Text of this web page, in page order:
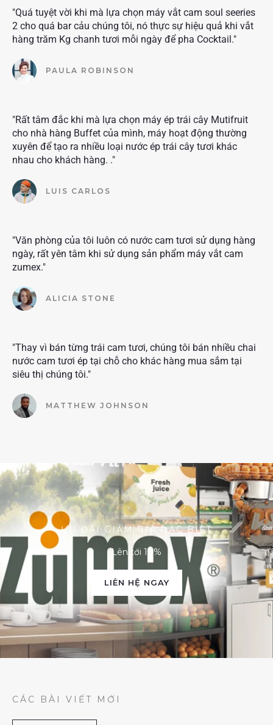
"Quá tuyệt vời khi mà lựa chọn máy vắt cam soul seeries
2 cho quá bar cảu chúng tôi, nó thực sự hiệu quả khi vắt
hàng trăm Kg chanh tươi mỗi ngày để pha Cocktail."
PAULA ROBINSON
"Rất tâm đắc khi mà lựa chọn máy ép trái cây Mutifruit
cho nhà hàng Buffet của mình, máy hoạt động thường
xuyên để tạo ra nhiều loại nước ép trái cây tươi khác
nhau cho khách hàng. ."
LUIS CARLOS
"Văn phòng của tôi luôn có nước cam tươi sử dụng hàng
ngày, rất yên tâm khi sử dụng sản phẩm máy vắt cam
zumex."
ALICIA STONE
"Thay vì bán từng trái cam tươi, chúng tôi bán nhiều chai
nước cam tươi ép tại chỗ cho khác hàng mua sắm tại
siêu thị chúng tôi."
MATTHEW JOHNSON
ƯU ĐÃI GIẢM GIÁ ĐẶC BIỆT
Lên tới 10%
LIÊN HỆ NGAY
CÁC BÀI VIẾT MỚI